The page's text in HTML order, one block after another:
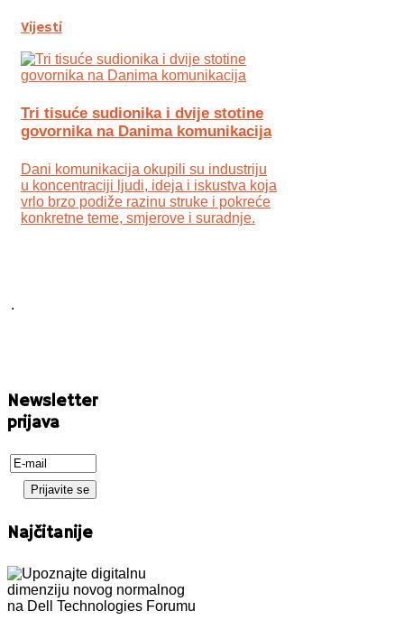
Vijesti
Tri tisuće sudionika i dvije stotine
govornika na Danima komunikacija
Dani komunikacija okupili su industriju
u koncentraciji ljudi, ideja i iskustva koja
vrlo brzo podiže razinu struke i pokreće
konkretne teme, smjerove i suradnje.
.
Newsletter
prijava
Najčitanije